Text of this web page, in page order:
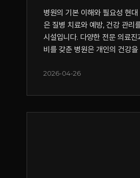
병원의 기본 이해와 필요성 현
은 질병 치료와 예방, 건강 관리
시설입니다. 다양한 전문 의료
비를 갖춘 병원은 개인의 건강을
2026-04-26